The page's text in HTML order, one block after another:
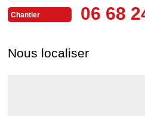
Chantier 06 68
Nous localiser